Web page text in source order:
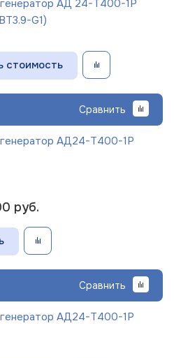
АД 24-Т400-1Р
G1)
стоимость
Сравнить
АД24-Т400-1Р
руб.
Сравнить
АД24-Т400-1Р